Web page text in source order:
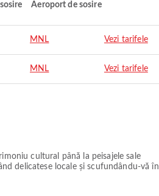
Aeroport de sosire
MNL Vezi tarifele
MNL Vezi tarifele
cultural până la peisajele sale
delicatese locale și scufundându-vă în